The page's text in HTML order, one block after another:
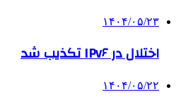
۱۴۰۴/۰۵/۲۳
اختلال در IPv۶ تکذیب شد
۱۴۰۴/۰۵/۲۲